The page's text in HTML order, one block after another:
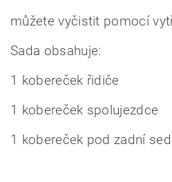
můžete vyčistit pomocí
Sada obsahuje:
1 kobereček řidiče
1 kobereček spolujezdce
1 kobereček pod zadní